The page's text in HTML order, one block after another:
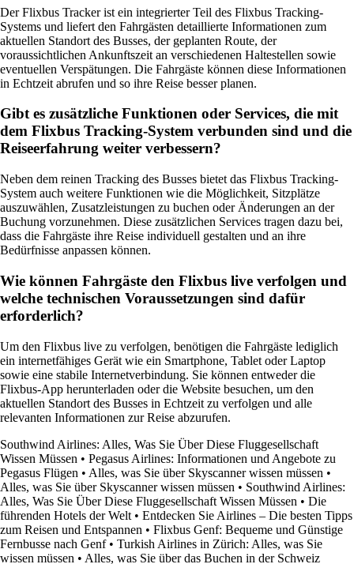
Der Flixbus Tracker ist ein integrierter Teil des Flixbus Tracking-
Systems und liefert den Fahrgästen detaillierte Informationen zum
aktuellen Standort des Busses, der geplanten Route, der
voraussichtlichen Ankunftszeit an verschiedenen Haltestellen sowie
eventuellen Verspätungen. Die Fahrgäste können diese Informationen
in Echtzeit abrufen und so ihre Reise besser planen.
Gibt es zusätzliche Funktionen oder Services, die mit
dem Flixbus Tracking-System verbunden sind und die
Reiseerfahrung weiter verbessern?
Neben dem reinen Tracking des Busses bietet das Flixbus Tracking-
System auch weitere Funktionen wie die Möglichkeit, Sitzplätze
auszuwählen, Zusatzleistungen zu buchen oder Änderungen an der
Buchung vorzunehmen. Diese zusätzlichen Services tragen dazu bei,
dass die Fahrgäste ihre Reise individuell gestalten und an ihre
Bedürfnisse anpassen können.
Wie können Fahrgäste den Flixbus live verfolgen und
welche technischen Voraussetzungen sind dafür
erforderlich?
Um den Flixbus live zu verfolgen, benötigen die Fahrgäste lediglich
ein internetfähiges Gerät wie ein Smartphone, Tablet oder Laptop
sowie eine stabile Internetverbindung. Sie können entweder die
Flixbus-App herunterladen oder die Website besuchen, um den
aktuellen Standort des Busses in Echtzeit zu verfolgen und alle
relevanten Informationen zur Reise abzurufen.
Southwind Airlines: Alles, Was Sie Über Diese Fluggesellschaft
Wissen Müssen • Pegasus Airlines: Informationen und Angebote zu
Pegasus Flügen • Alles, was Sie über Skyscanner wissen müssen •
Alles, was Sie über Skyscanner wissen müssen • Southwind Airlines:
Alles, Was Sie Über Diese Fluggesellschaft Wissen Müssen • Die
führenden Hotels der Welt • Entdecken Sie Airlines – Die besten Tipps
zum Reisen und Entspannen • Flixbus Genf: Bequeme und Günstige
Fernbusse nach Genf• Turkish Airlines in Zürich: Alles, was Sie
wissen müssen • Alles, was Sie über das Buchen in der Schweiz